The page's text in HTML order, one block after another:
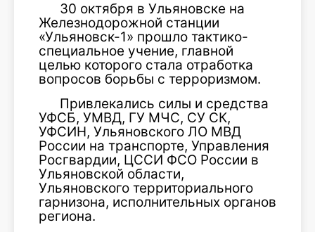
30 октября в Ульяновске на
Железнодорожной станции
«Ульяновск-1» прошло тактико-
специальное учение, главной
целью которого стала отработка
вопросов борьбы с терроризмом.
Привлекались силы и средства
УФСБ, УМВД, ГУ МЧС, СУ СК,
УФСИН, Ульяновского ЛО МВД
России на транспорте, Управления
Росгвардии, ЦССИ ФСО России в
Ульяновской области,
Ульяновского территориального
гарнизона, исполнительных органов
региона.